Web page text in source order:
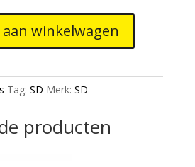
winkelwagen
Tag: SD Merk: SD
producten